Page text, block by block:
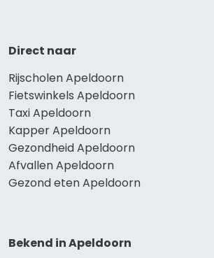
Direct naar
Rijscholen Apeldoorn
Fietswinkels Apeldoorn
Taxi Apeldoorn
Kapper Apeldoorn
Gezondheid Apeldoorn
Afvallen Apeldoorn
Gezond eten Apeldoorn
Bekend in Apeldoorn